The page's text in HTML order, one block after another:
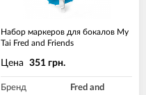
Набор маркеров для бокалов My
Tai Fred and Friends
Цена 351 грн.
Бренд
Fred and